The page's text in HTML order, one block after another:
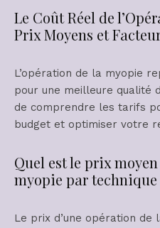
Le Coût Réel de
Prix Moyens et
L’opération de la myopie
pour une meilleure qualité
de comprendre les tarifs
budget et optimiser votre
Quel est le prix
myopie par
Le prix d’une opération de